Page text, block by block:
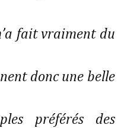
fait vraiment du
donc une belle
préférés des